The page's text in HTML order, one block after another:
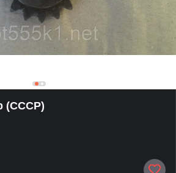
(СССР)